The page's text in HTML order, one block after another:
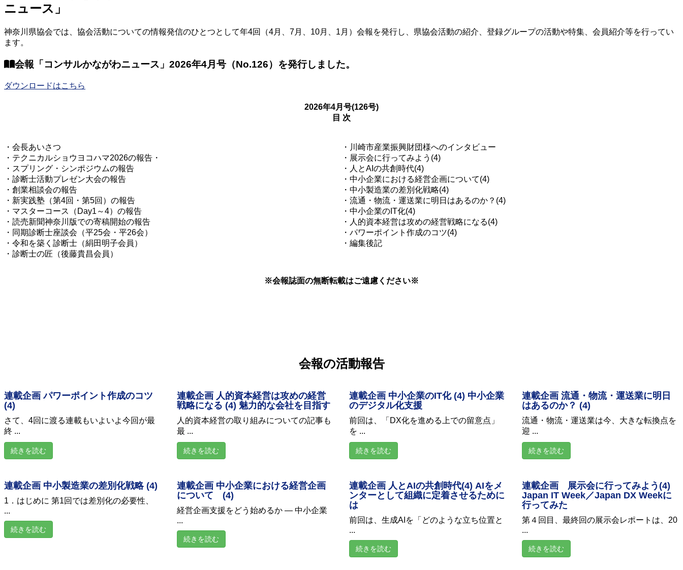
ニュース」
神奈川県協会では、協会活動についての情報発信のひとつとして年4回（4月、7月、10月、1月）会報を発行し、県協会活動の紹介、登録グループの活動や特集、会員紹介等を行ってい
ます。
会報「コンサルかながわニュース」2026年4月号（No.126）を発行しました。
ダウンロードはこちら
2026年4月号(126号)
目 次
・会長あいさつ
・テクニカルショウヨコハマ2026の報告・
・スプリング・シンポジウムの報告
・診断士活動プレゼン大会の報告
・創業相談会の報告
・新実践塾（第4回・第5回）の報告
・マスターコース（Day1～4）の報告
・読売新聞神奈川版での寄稿開始の報告
・同期診断士座談会（平25会・平26会）
・令和を築く診断士（絹田明子会員）
・診断士の匠（後藤貴昌会員）
・川崎市産業振興財団様へのインタビュー
・展示会に行ってみよう(4)
・人とAIの共創時代(4)
・中小企業における経営企画について(4)
・中小製造業の差別化戦略(4)
・流通・物流・運送業に明日はあるのか？(4)
・中小企業のIT化(4)
・人的資本経営は攻めの経営戦略になる(4)
・パワーポイント作成のコツ(4)
・編集後記
※会報誌面の無断転載はご遠慮ください※
会報の活動報告
連載企画 パワーポイント作成のコツ
(4)
さて、4回に渡る連載もいよいよ今回が最
終 ...
続きを読む
連載企画 人的資本経営は攻めの経営
戦略になる (4) 魅力的な会社を目指す
人的資本経営の取り組みについての記事も
最 ...
続きを読む
連載企画 中小企業のIT化 (4) 中小企業
のデジタル化支援
前回は、「DX化を進める上での留意点」
を ...
続きを読む
連載企画 流通・物流・運送業に明日
はあるのか？ (4)
流通・物流・運送業は今、大きな転換点を
迎 ...
続きを読む
連載企画 中小製造業の差別化戦略 (4)
1．はじめに 第1回では差別化の必要性、
...
続きを読む
連載企画 中小企業における経営企画
について (4)
経営企画支援をどう始めるか ― 中小企業
...
続きを読む
連載企画 人とAIの共創時代(4) AIをメ
ンターとして組織に定着させるために
は
前回は、生成AIを「どのような立ち位置と
...
続きを読む
連載企画 展示会に行ってみよう(4)
Japan IT Week／Japan DX Weekに
行ってみた
第４回目、最終回の展示会レポートは、20
...
続きを読む